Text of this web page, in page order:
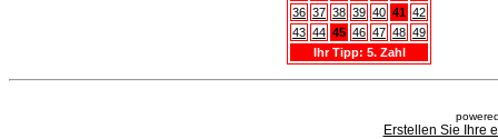
36 37 38 39 40 41 42
43 44 45 46 47 48 49
Ihr Tipp: 5. Zahl
Erstellen Sie Ihre